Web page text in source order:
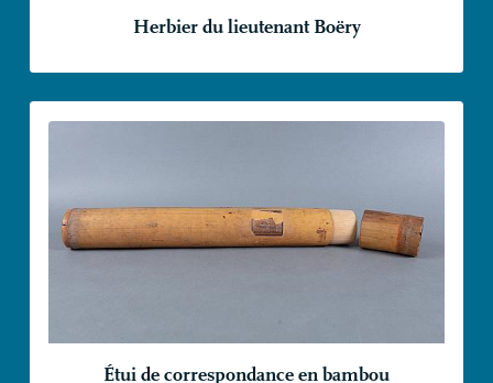
Herbier du lieutenant Boëry
Étui de correspondance en bambou